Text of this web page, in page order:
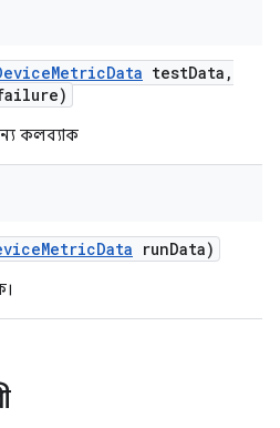
MetricData testData ,
কলব্যাক
MetricData runData)